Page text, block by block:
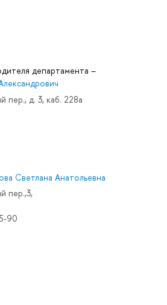
департамента –
пер., д. 3, каб. 228а
Светлана Анатольевна
пер.,3,
90